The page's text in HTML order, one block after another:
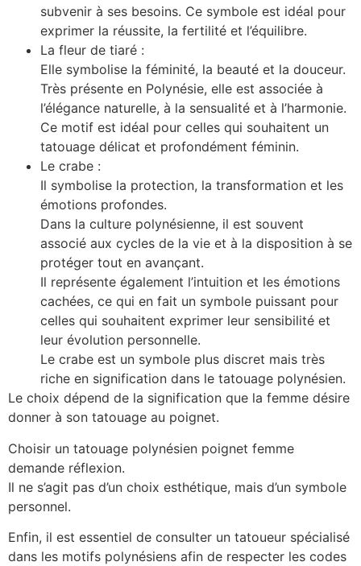
subvenir à ses besoins. Ce symbole est idéal pour
exprimer la réussite, la fertilité et l’équilibre.
La fleur de tiaré :
Elle symbolise la féminité, la beauté et la douceur.
Très présente en Polynésie, elle est associée à
l’élégance naturelle, à la sensualité et à l’harmonie.
Ce motif est idéal pour celles qui souhaitent un
tatouage délicat et profondément féminin.
Le crabe :
Il symbolise la protection, la transformation et les
émotions profondes.
Dans la culture polynésienne, il est souvent
associé aux cycles de la vie et à la disposition à se
protéger tout en avançant.
Il représente également l’intuition et les émotions
cachées, ce qui en fait un symbole puissant pour
celles qui souhaitent exprimer leur sensibilité et
leur évolution personnelle.
Le crabe est un symbole plus discret mais très
riche en signification dans le tatouage polynésien.
Le choix dépend de la signification que la femme désire
donner à son tatouage au poignet.
Choisir un tatouage polynésien poignet femme
demande réflexion.
Il ne s’agit pas d’un choix esthétique, mais d’un symbole
personnel.
Enfin, il est essentiel de consulter un tatoueur spécialisé
dans les motifs polynésiens afin de respecter les codes